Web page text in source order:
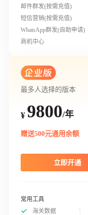
邮件群发(按需充值)
短信营销(按需充值)
WhatsApp群发(自助申请)
商机中心
最多人选择的版本
¥ 9800/年
赠送500元通用余额
立即开通
常用工具
海关数据